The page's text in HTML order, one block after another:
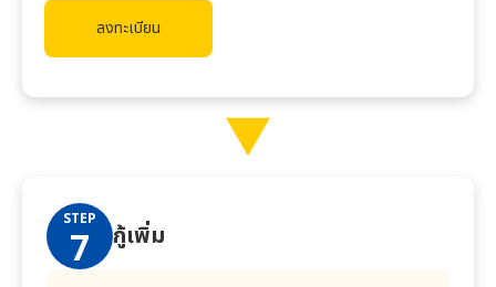
ลงทะเบียน
STEP
7 กู้เพิ่ม